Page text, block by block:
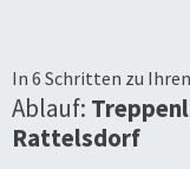
In 6 Schritten zu
Ablauf:
Rattelsdorf